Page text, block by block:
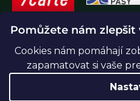
Pomůžete nám zlepšit
Cookies nám pomáhají
zapamatovat si vaše